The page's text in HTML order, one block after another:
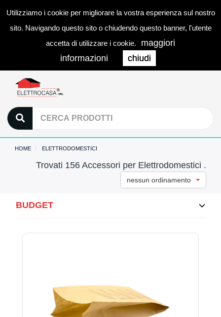
Utilizziamo i cookie per migliorare la vostra esperienza sul nostro
sito. Navigando questo sito o chiudendo questo banner, l'utente
accetta di utilizzare i cookie.
maggiori
informazioni
chiudi
0
HOME ELETTRODOMESTICI
Trovati 156 Accessori per Elettrodomestici .
nessun ordinamento
BUDGET